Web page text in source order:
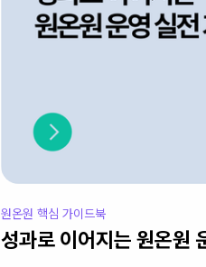
원온원 핵심 가이드북
성과로 이어지는 원온원